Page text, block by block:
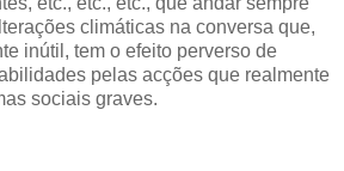
climáticas na conversa que,
inútil, tem o efeito perverso de
pelas acções que realmente
sociais graves.